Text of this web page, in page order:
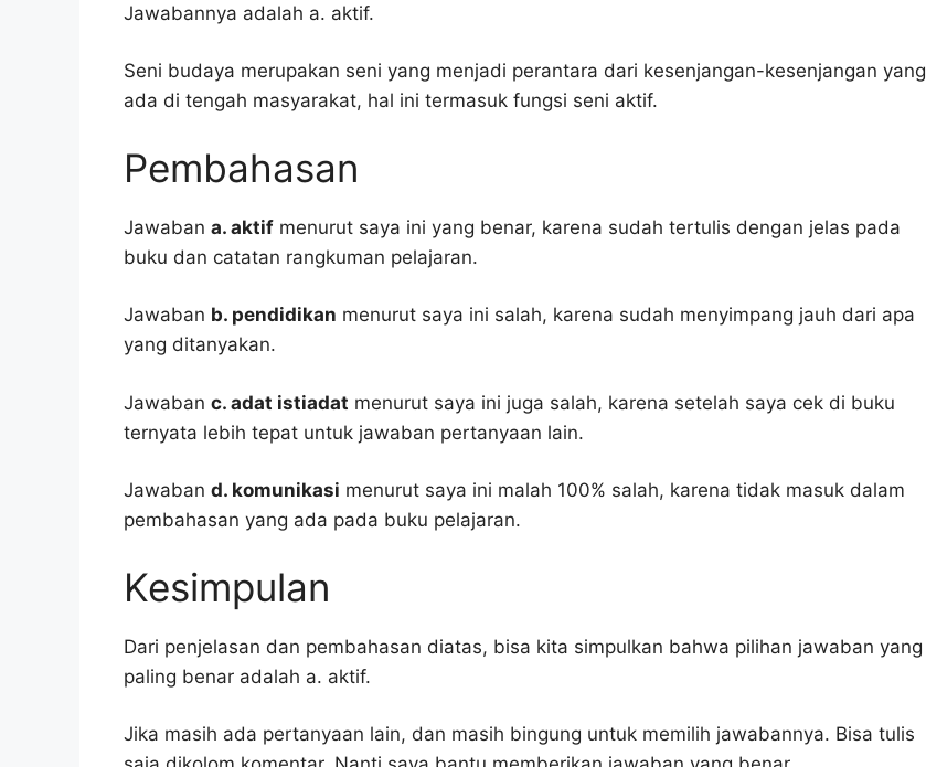
Jawabannya adalah a. aktif.
Seni budaya merupakan seni yang menjadi perantara dari kesenjangan-kesenjangan yang
ada di tengah masyarakat, hal ini termasuk fungsi seni aktif.
Pembahasan
Jawaban a. aktif menurut saya ini yang benar, karena sudah tertulis dengan jelas pada
buku dan catatan rangkuman pelajaran.
Jawaban b. pendidikan menurut saya ini salah, karena sudah menyimpang jauh dari apa
yang ditanyakan.
Jawaban c. adat istiadat menurut saya ini juga salah, karena setelah saya cek di buku
ternyata lebih tepat untuk jawaban pertanyaan lain.
Jawaban d. komunikasi menurut saya ini malah 100% salah, karena tidak masuk dalam
pembahasan yang ada pada buku pelajaran.
Kesimpulan
Dari penjelasan dan pembahasan diatas, bisa kita simpulkan bahwa pilihan jawaban yang
paling benar adalah a. aktif.
Jika masih ada pertanyaan lain, dan masih bingung untuk memilih jawabannya. Bisa tulis